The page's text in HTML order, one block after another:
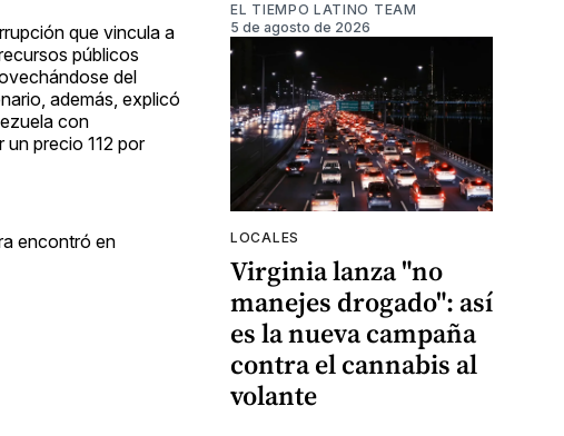
que vincula a
públicos
del
además, explicó
con
precio 112 por
encontró en
EL TIEMPO LATINO TEAM
5 de agosto de 2026
LOCALES
Virginia lanza "no
manejes drogado": así
es la nueva campaña
contra el cannabis al
volante